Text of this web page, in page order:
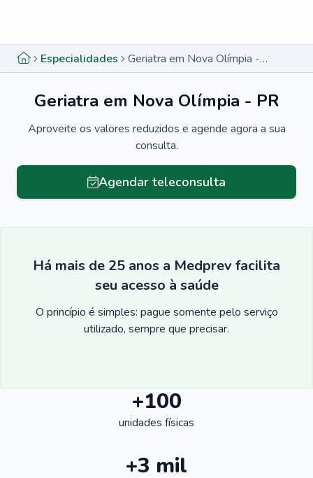
Especialidades Geriatra em Nova Olímpia - PR
Geriatra em Nova Olímpia - PR
Aproveite os valores reduzidos e agende agora a sua
consulta.
Agendar teleconsulta
Há mais de 25 anos a Medprev facilita
seu acesso à saúde
O princípio é simples: pague somente pelo serviço
utilizado, sempre que precisar.
+100
unidades físicas
+3 mil